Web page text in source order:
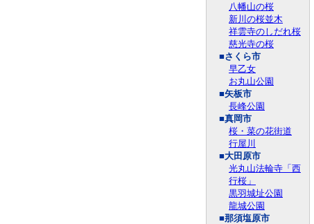
八幡山の桜
新川の桜並木
祥雲寺のしだれ桜
慈光寺の桜
■さくら市
早乙女
お丸山公園
■矢板市
長峰公園
■真岡市
桜・菜の花街道
行屋川
■大田原市
光丸山法輪寺「西
行桜」
黒羽城址公園
龍城公園
■那須塩原市